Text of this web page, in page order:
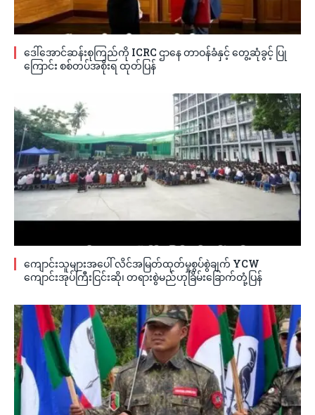
ဒေါ်အောင်ဆန်းစုကြည်ကို ICRC ဌာနေ တာဝန်ခံနှင့် တွေ့ဆုံခွင့် ပြု
ကြောင်း စစ်တပ်အစိုးရ ထုတ်ပြန်
ကျောင်းသူများအပေါ် လိင်အမြတ်ထုတ်မှုစွပ်စွဲချက် YCW
ကျောင်းအုပ်ကြီးငြင်းဆို၊ တရားစွဲမည်ဟုခြိမ်းခြောက်တုံ့ပြန်